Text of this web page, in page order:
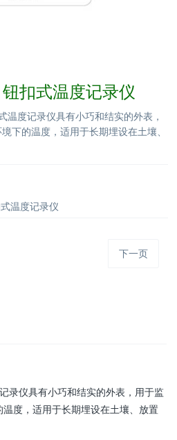
扣式温度记录仪
度记录仪具有小巧和结实的外表，
下的温度，适用于长期埋设在土壤、
温度记录仪
下一页
录仪具有小巧和结实的外表，用于监
度，适用于长期埋设在土壤、放置